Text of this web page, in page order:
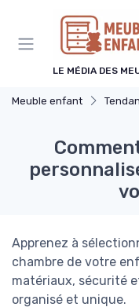
LE MÉDIA DES
Meuble enfant
Apprenez à
chambre de votre
matériaux, sécurité
organisé et unique.